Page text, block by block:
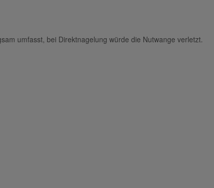
umfasst, bei Direktnagelung würde die Nutwange verletzt.